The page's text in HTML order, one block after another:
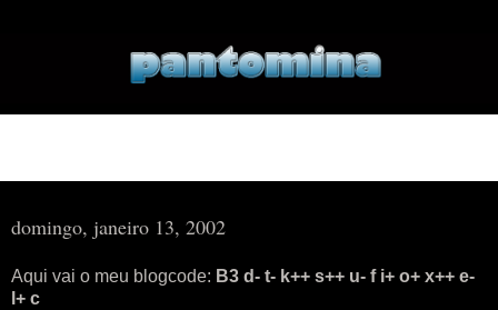
domingo, janeiro 13, 2002
Aqui vai o meu blogcode: B3 d- t- k++ s++ u- f i+ o+ x++ e-
l+ c